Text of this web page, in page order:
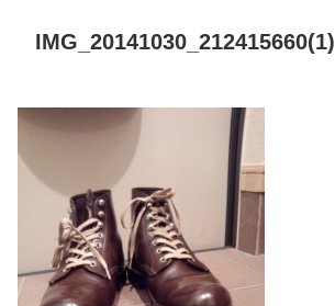
IMG_20141030_212415660(1)